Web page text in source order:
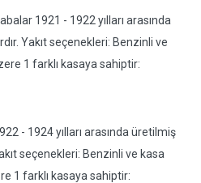
1921 - 1922 yılları arasında
Yakıt seçenekleri: Benzinli ve
1 farklı kasaya sahiptir:
- 1924 yılları arasında üretilmiş
seçenekleri: Benzinli ve kasa
1 farklı kasaya sahiptir: